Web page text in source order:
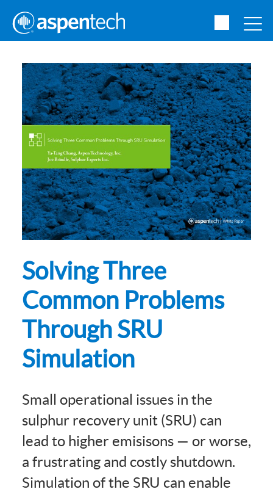
Solving Three
Common Problems
Through SRU
Simulation
Small operational issues in the
sulphur recovery unit (SRU) can
lead to higher emisisons — or worse,
a frustrating and costly shutdown.
Simulation of the SRU can enable